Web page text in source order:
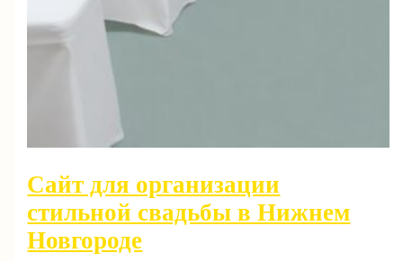
Сайт для организации
стильной свадьбы в Нижнем
Новгороде